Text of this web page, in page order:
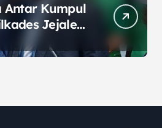
Antar Kumpul
Jejalen
Damai